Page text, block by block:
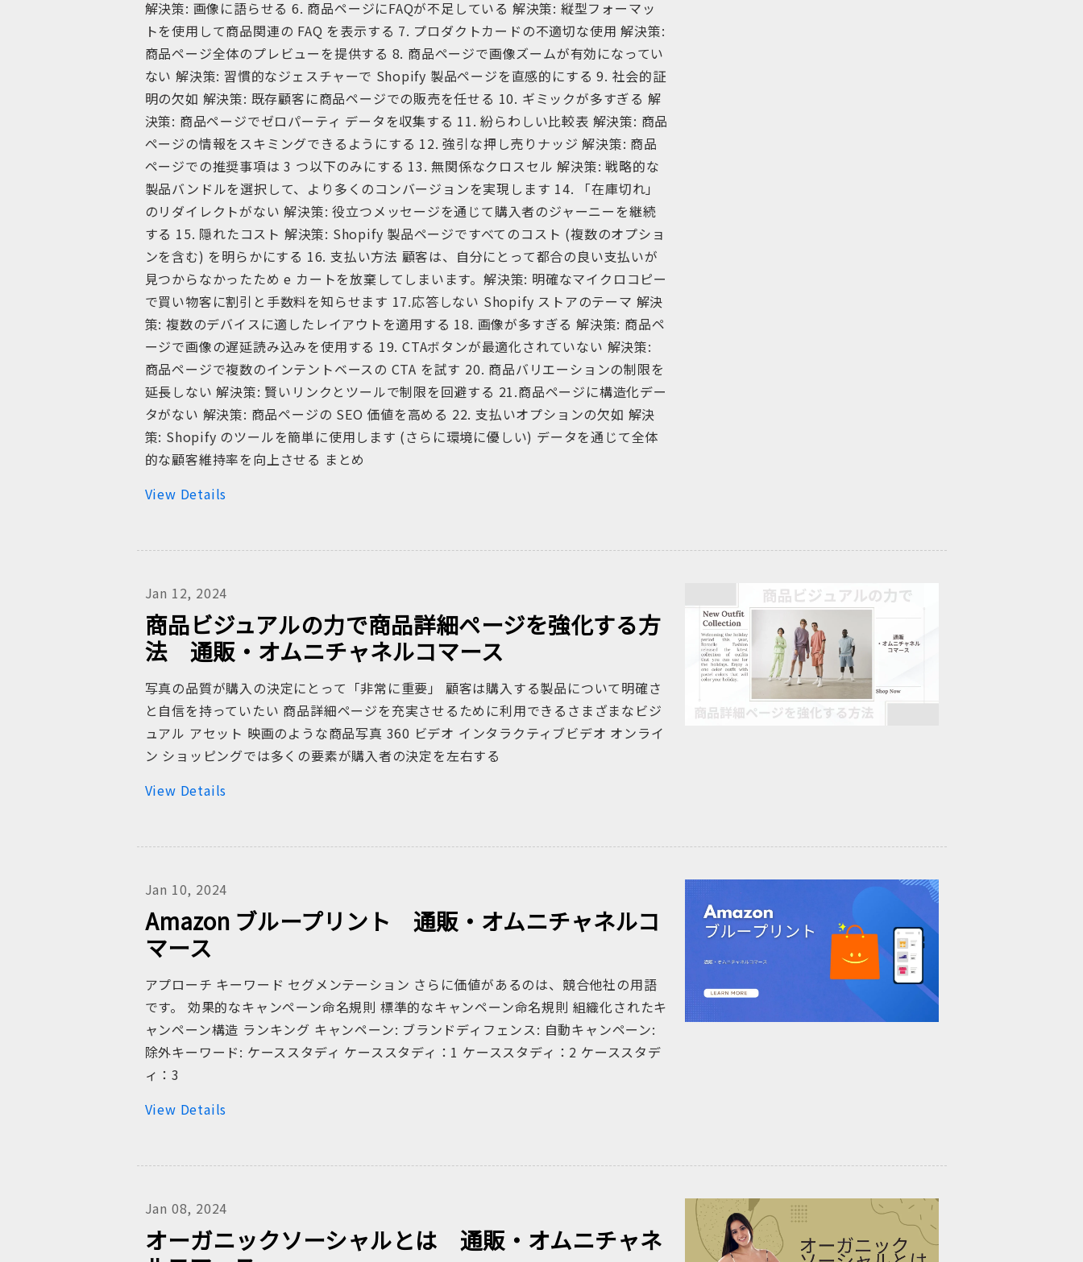
解決策: 画像に語らせる 6. 商品ページにFAQが不足している 解決策: 縦型フォーマッ
トを使用して商品関連の FAQ を表示する 7. プロダクトカードの不適切な使用 解決策:
商品ページ全体のプレビューを提供する 8. 商品ページで画像ズームが有効になってい
ない 解決策: 習慣的なジェスチャーで Shopify 製品ページを直感的にする 9. 社会的証
明の欠如 解決策: 既存顧客に商品ページでの販売を任せる 10. ギミックが多すぎる 解
決策: 商品ページでゼロパーティ データを収集する 11. 紛らわしい比較表 解決策: 商品
ページの情報をスキミングできるようにする 12. 強引な押し売りナッジ 解決策: 商品
ページでの推奨事項は 3 つ以下のみにする 13. 無関係なクロスセル 解決策: 戦略的な
製品バンドルを選択して、より多くのコンバージョンを実現します 14. 「在庫切れ」
のリダイレクトがない 解決策: 役立つメッセージを通じて購入者のジャーニーを継続
する 15. 隠れたコスト 解決策: Shopify 製品ページですべてのコスト (複数のオプショ
ンを含む) を明らかにする 16. 支払い方法 顧客は、自分にとって都合の良い支払いが
見つからなかったため e カートを放棄してしまいます。解決策: 明確なマイクロコピー
で買い物客に割引と手数料を知らせます ‍17.応答しない Shopify ストアのテーマ 解決
策: 複数のデバイスに適したレイアウトを適用する 18. 画像が多すぎる 解決策: 商品ペ
ージで画像の遅延読み込みを使用する 19. CTAボタンが最適化されていない 解決策:
商品ページで複数のインテントベースの CTA を試す 20. 商品バリエーションの制限を
延長しない 解決策: 賢いリンクとツールで制限を回避する 21.商品ページに構造化デー
タがない 解決策: 商品ページの SEO 価値を高める 22. 支払いオプションの欠如 解決
策: Shopify のツールを簡単に使用します (さらに環境に優しい) データを通じて全体
的な顧客維持率を向上させる まとめ
View Details
Jan 12, 2024
商品ビジュアルの力で商品詳細ページを強化する方
法 通販・オムニチャネルコマース
写真の品質が購入の決定にとって「非常に重要」 顧客は購入する製品について明確さ
と自信を持っていたい 商品詳細ページを充実させるために利用できるさまざまなビジ
ュアル アセット 映画のような商品写真 360 ビデオ インタラクティブビデオ オンライ
ン ショッピングでは多くの要素が購入者の決定を左右する
View Details
Jan 10, 2024
Amazon ブループリント 通販・オムニチャネルコ
マース
アプローチ キーワード セグメンテーション さらに価値があるのは、競合他社の用語
です。 効果的なキャンペーン命名規則 標準的なキャンペーン命名規則 組織化されたキ
ャンペーン構造 ランキング キャンペーン: ブランドディフェンス: 自動キャンペーン:
除外キーワード: ケーススタディ ケーススタディ：1 ケーススタディ：2 ケーススタデ
ィ：3
View Details
Jan 08, 2024
オーガニックソーシャルとは 通販・オムニチャネ